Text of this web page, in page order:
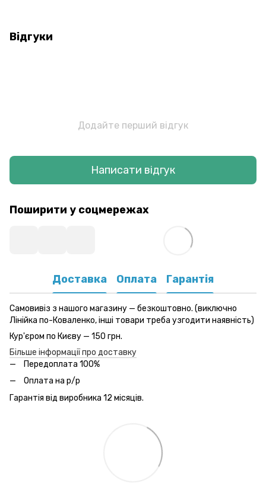
Відгуки
Додайте перший відгук
Написати відгук
Поширити у соцмережах
Доставка Оплата Гарантія
Самовивіз з нашого магазину — безкоштовно. (виключно
Лінійка по-Коваленко, інші товари треба узгодити наявність)
Кур'єром по Києву — 150 грн.
Більше інформації про доставку
Передоплата 100%
Оплата на р/р
Гарантія від виробника 12 місяців.